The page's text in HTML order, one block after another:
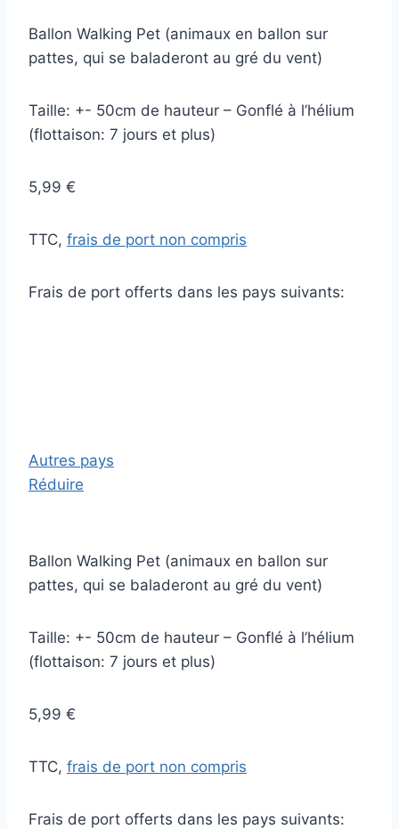
Ballon Walking Pet (animaux en ballon sur
pattes, qui se baladeront au gré du vent)
Taille: +- 50cm de hauteur – Gonflé à l’hélium
(flottaison: 7 jours et plus)
5,99 €
TTC, frais de port non compris
Frais de port offerts dans les pays suivants:
Autres pays
Réduire
Ballon Walking Pet (animaux en ballon sur
pattes, qui se baladeront au gré du vent)
Taille: +- 50cm de hauteur – Gonflé à l’hélium
(flottaison: 7 jours et plus)
5,99 €
TTC, frais de port non compris
Frais de port offerts dans les pays suivants: